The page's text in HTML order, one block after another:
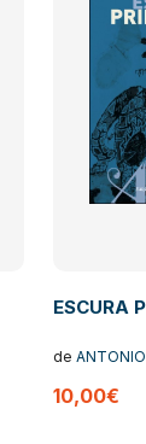
ESCURA
de
10,00€